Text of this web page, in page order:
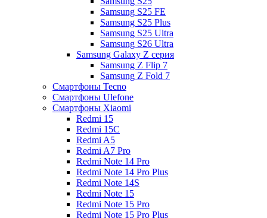
Samsung S25 FE
Samsung S25 Plus
Samsung S25 Ultra
Samsung S26 Ultra
Samsung Galaxy Z серия
Samsung Z Flip 7
Samsung Z Fold 7
Смартфоны Tecno
Смартфоны Ulefone
Смартфоны Xiaomi
Redmi 15
Redmi 15C
Redmi A5
Redmi A7 Pro
Redmi Note 14 Pro
Redmi Note 14 Pro Plus
Redmi Note 14S
Redmi Note 15
Redmi Note 15 Pro
Redmi Note 15 Pro Plus